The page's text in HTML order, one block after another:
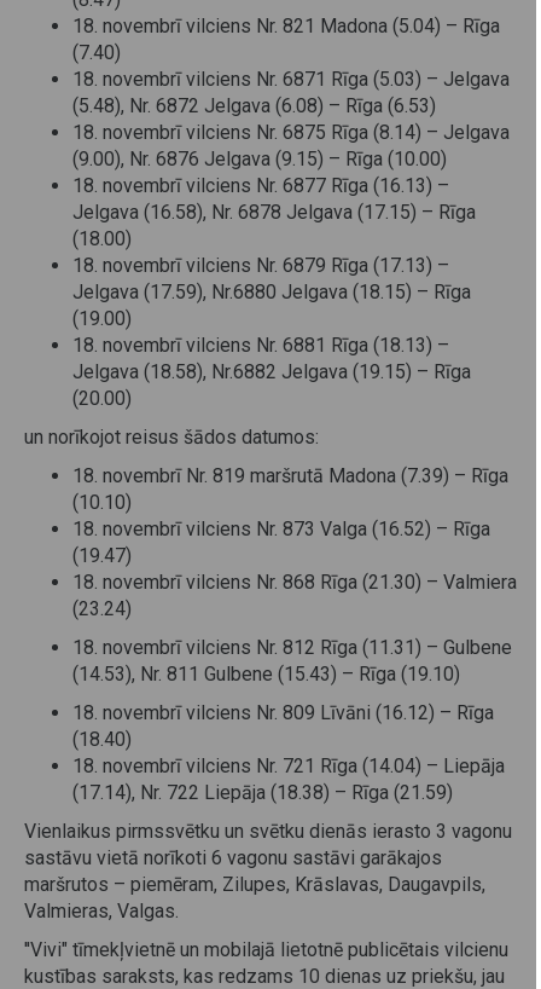
18. novembrī vilciens Nr. 821 Madona (5.04) – Rīga
(7.40)
18. novembrī vilciens Nr. 6871 Rīga (5.03) – Jelgava
(5.48), Nr. 6872 Jelgava (6.08) – Rīga (6.53)
18. novembrī vilciens Nr. 6875 Rīga (8.14) – Jelgava
(9.00), Nr. 6876 Jelgava (9.15) – Rīga (10.00)
18. novembrī vilciens Nr. 6877 Rīga (16.13) –
Jelgava (16.58), Nr. 6878 Jelgava (17.15) – Rīga
(18.00)
18. novembrī vilciens Nr. 6879 Rīga (17.13) –
Jelgava (17.59), Nr.6880 Jelgava (18.15) – Rīga
(19.00)
18. novembrī vilciens Nr. 6881 Rīga (18.13) –
Jelgava (18.58), Nr.6882 Jelgava (19.15) – Rīga
(20.00)
un norīkojot reisus šādos datumos:
18. novembrī Nr. 819 maršrutā Madona (7.39) – Rīga
(10.10)
18. novembrī vilciens Nr. 873 Valga (16.52) – Rīga
(19.47)
18. novembrī vilciens Nr. 868 Rīga (21.30) – Valmiera
(23.24)
18. novembrī vilciens Nr. 812 Rīga (11.31) – Gulbene
(14.53), Nr. 811 Gulbene (15.43) – Rīga (19.10)
18. novembrī vilciens Nr. 809 Līvāni (16.12) – Rīga
(18.40)
18. novembrī vilciens Nr. 721 Rīga (14.04) – Liepāja
(17.14), Nr. 722 Liepāja (18.38) – Rīga (21.59)
Vienlaikus pirmssvētku un svētku dienās ierasto 3 vagonu
sastāvu vietā norīkoti 6 vagonu sastāvi garākajos
maršrutos – piemēram, Zilupes, Krāslavas, Daugavpils,
Valmieras, Valgas.
''Vivi" tīmekļvietnē un mobilajā lietotnē publicētais vilcienu
kustības saraksts, kas redzams 10 dienas uz priekšu, jau